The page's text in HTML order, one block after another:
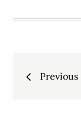
Previous